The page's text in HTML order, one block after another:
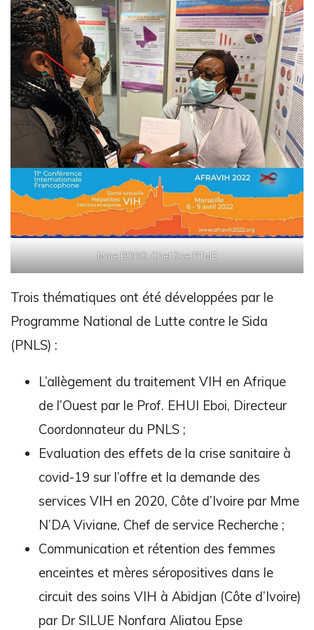
Mme BORO, Chef Sce PTME
Trois thématiques ont été développées par le
Programme National de Lutte contre le Sida
(PNLS) :
L’allègement du traitement VIH en Afrique
de l’Ouest par le Prof. EHUI Eboi, Directeur
Coordonnateur du PNLS ;
Evaluation des effets de la crise sanitaire à
covid-19 sur l’offre et la demande des
services VIH en 2020, Côte d’Ivoire par Mme
N’DA Viviane, Chef de service Recherche ;
Communication et rétention des femmes
enceintes et mères séropositives dans le
circuit des soins VIH à Abidjan (Côte d’Ivoire)
par Dr SILUE Nonfara Aliatou Epse